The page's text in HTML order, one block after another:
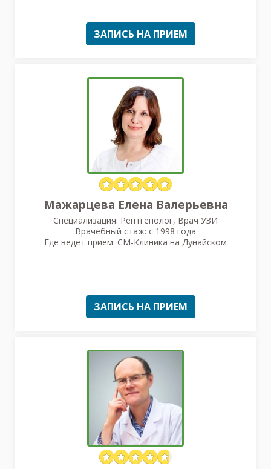
ЗАПИСЬ НА ПРИЕМ
Мажарцева Елена Валерьевна
Специализация: Рентгенолог, Врач УЗИ
Врачебный стаж: с 1998 года
Где ведет прием: СМ-Клиника на Дунайском
ЗАПИСЬ НА ПРИЕМ